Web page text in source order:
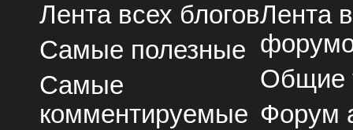
Лента всех блогов
Самые полезные
Самые
комментируемые
Лента
Общие
Форум